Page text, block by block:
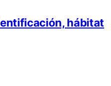
hábitat